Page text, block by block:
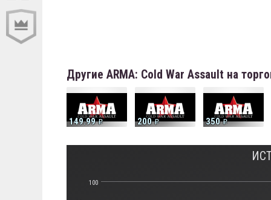
Другие ARMA: Cold War Assault на
149.99 200 350
100